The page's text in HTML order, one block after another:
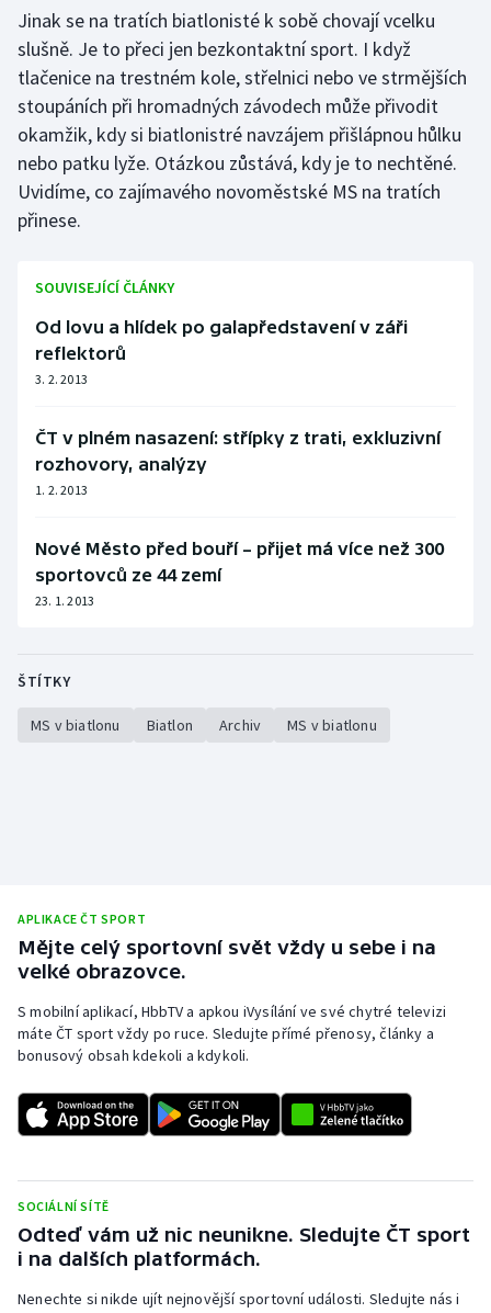
Jinak se na tratích biatlonisté k sobě chovají vcelku
slušně. Je to přeci jen bezkontaktní sport. I když
tlačenice na trestném kole, střelnici nebo ve strmějších
stoupáních při hromadných závodech může přivodit
okamžik, kdy si biatlonistré navzájem přišlápnou hůlku
nebo patku lyže. Otázkou zůstává, kdy je to nechtěné.
Uvidíme, co zajímavého novoměstské MS na tratích
přinese.
SOUVISEJÍCÍ ČLÁNKY
Od lovu a hlídek po galapředstavení v záři
reflektorů
3. 2. 2013
ČT v plném nasazení: střípky z trati, exkluzivní
rozhovory, analýzy
1. 2. 2013
Nové Město před bouří – přijet má více než 300
sportovců ze 44 zemí
23. 1. 2013
ŠTÍTKY
MS v biatlonu Biatlon Archiv MS v biatlonu
APLIKACE ČT SPORT
Mějte celý sportovní svět vždy u sebe i na
velké obrazovce.
S mobilní aplikací, HbbTV a apkou iVysílání ve své chytré televizi
máte ČT sport vždy po ruce. Sledujte přímé přenosy, články a
bonusový obsah kdekoli a kdykoli.
SOCIÁLNÍ SÍTĚ
Odteď vám už nic neunikne. Sledujte ČT sport
i na dalších platformách.
Nenechte si nikde ujít nejnovější sportovní události. Sledujte nás i